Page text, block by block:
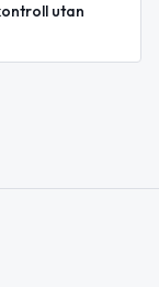
utan